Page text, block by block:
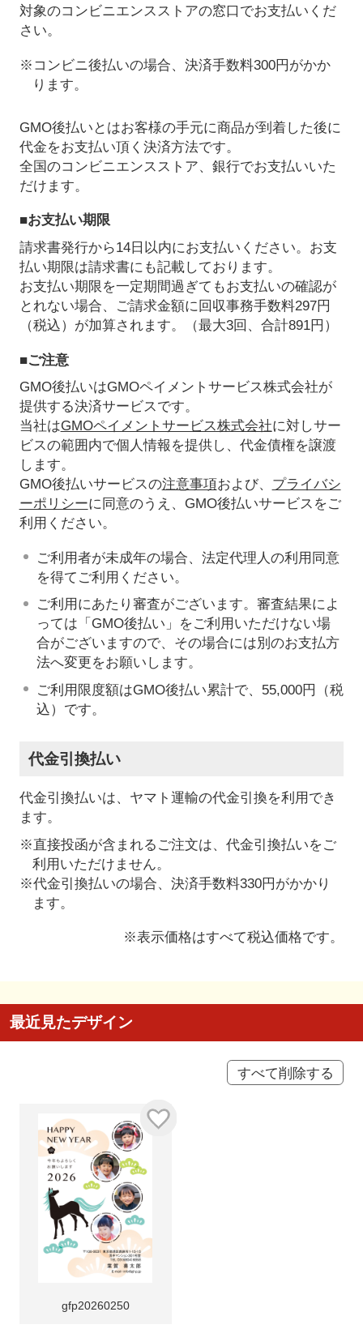
対象のコンビニエンスストアの窓口でお支払いくだ
さい。
※コンビニ後払いの場合、決済手数料300円がかか
ります。
GMO後払いとはお客様の手元に商品が到着した後に
代金をお支払い頂く決済方法です。
全国のコンビニエンスストア、銀行でお支払いいた
だけます。
■お支払い期限
請求書発行から14日以内にお支払いください。お支
払い期限は請求書にも記載しております。
お支払い期限を一定期間過ぎてもお支払いの確認が
とれない場合、ご請求金額に回収事務手数料297円
（税込）が加算されます。（最大3回、合計891円）
■ご注意
GMO後払いはGMOペイメントサービス株式会社が
提供する決済サービスです。
当社はGMOペイメントサービス株式会社に対しサー
ビスの範囲内で個人情報を提供し、代金債権を譲渡
します。
GMO後払いサービスの注意事項および、 プライバシ
ーポリシーに同意のうえ、GMO後払いサービスをご
利用ください。
ご利用者が未成年の場合、法定代理人の利用同意
を得てご利用ください。
ご利用にあたり審査がございます。審査結果によ
っては「GMO後払い」をご利用いただけない場
合がございますので、その場合には別のお支払方
法へ変更をお願いします。
ご利用限度額はGMO後払い累計で、55,000円（税
込）です。
代金引換払い
代金引換払いは、ヤマト運輸の代金引換を利用でき
ます。
※直接投函が含まれるご注文は、代金引換払いをご
利用いただけません。
※代金引換払いの場合、決済手数料330円がかかり
ます。
※表示価格はすべて税込価格です。
最近見たデザイン
すべて削除する
gfp20260250